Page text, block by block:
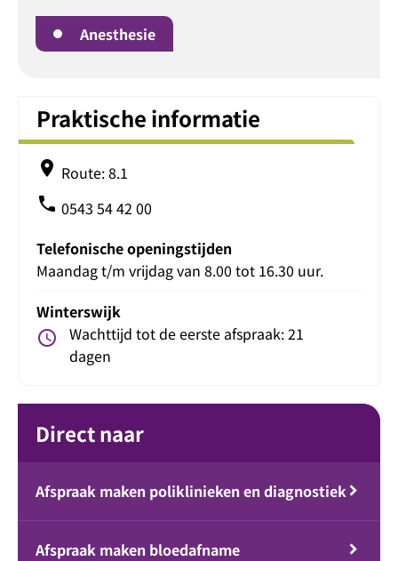
Anesthesie
Praktische informatie
place Route: 8.1
phone 0543 54 42 00
Telefonische openingstijden
Maandag t/m vrijdag van 8.00 tot 16.30 uur.
Winterswijk
schedule
Wachttijd tot de eerste afspraak: 21
dagen
Direct naar
Afspraak maken poliklinieken en diagnostiek
Afspraak maken bloedafname